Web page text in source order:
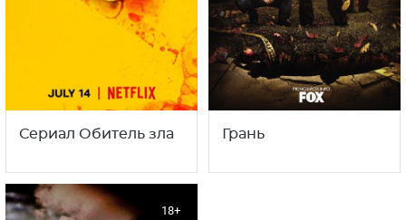
Сериал Обитель зла Грань
18+